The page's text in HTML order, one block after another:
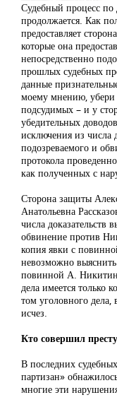
Судебный процесс по
продолжается. Как
предоставляет
которые она
непосредственно
прошлых судебных
данные
моему мнению, убери
подсудимых – и у
убедительных
исключения из числа
подозреваемого и
протокола
как полученных с
Сторона защиты
Анатольевна
числа доказательств
обвинение против
копия явки с
невозможно
повинной А.
дела имеется только
том уголовного дела,
исчез.
Кто совершил
В последних
партизан»
многие эти